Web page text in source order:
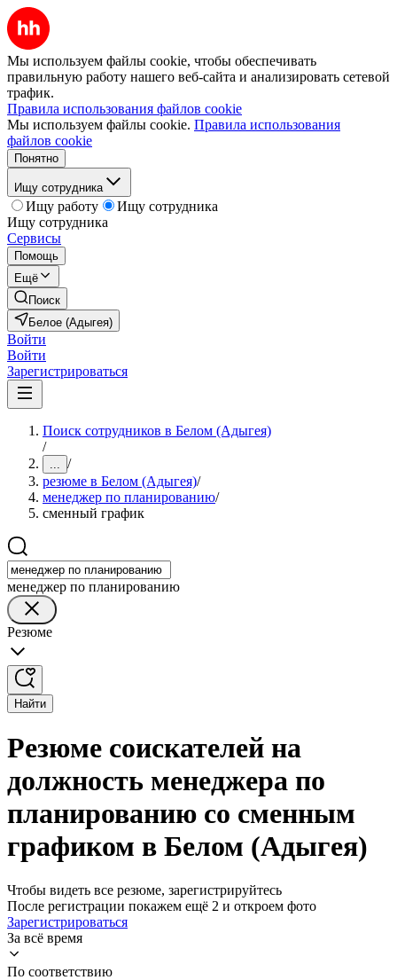
Мы используем файлы cookie, чтобы обеспечивать
правильную работу нашего веб-сайта и анализировать сетевой
трафик.
Правила использования файлов cookie
Мы используем файлы cookie. Правила использования
файлов cookie
Понятно
Ищу сотрудника
Ищу работу
Ищу сотрудника
Ищу сотрудника
Сервисы
Помощь
Ещё
Поиск
Белое (Адыгея)
Войти
Войти
Зарегистрироваться
Поиск сотрудников в Белом (Адыгея)
/
... /
резюме в Белом (Адыгея)/
менеджер по планированию/
сменный график
менеджер по планированию
Резюме
Найти
Резюме соискателей на
должность менеджера по
планированию со сменным
графиком в Белом (Адыгея)
Чтобы видеть все резюме, зарегистрируйтесь
После регистрации покажем ещё 2 и откроем фото
Зарегистрироваться
За всё время
По соответствию